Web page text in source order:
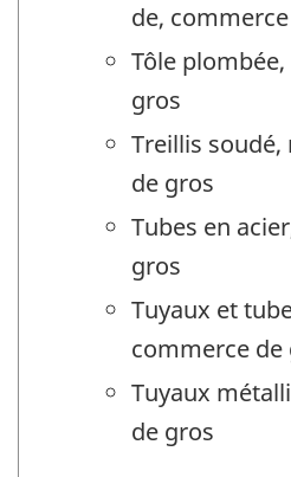
de,
Tôle
gros
Treillis
de gros
Tubes en
gros
Tuyaux et
commerce de
Tuyaux
de gros